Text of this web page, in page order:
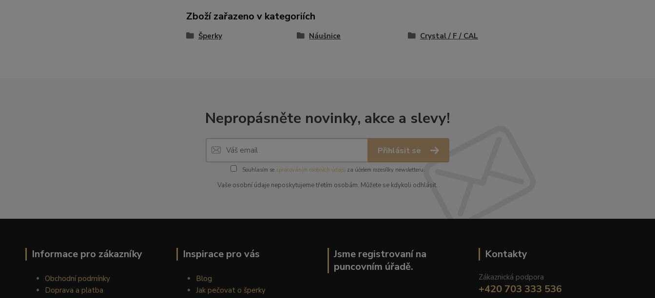
Zboží zařazeno v kategoriích
Šperky Náušnice Crystal / F / CAL
Nepropásněte novinky, akce a slevy!
Přihlásit se
Souhlasím se zpracováním osobních údajů za účelem rozesílky newsletteru.
Vaše osobní údaje neposkytujeme třetím osobám. Můžete se kdykoli odhlásit.
Informace pro zákazníky
Obchodní podmínky
Doprava a platba
Inspirace pro vás
Blog
Jak pečovat o šperky
Jsme registrovaní na
puncovním úřadě.
Kontakty
Zákaznická podpora
+420 703 333 536